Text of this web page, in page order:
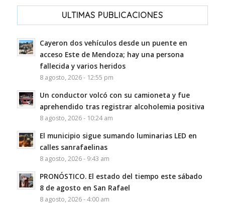
ULTIMAS PUBLICACIONES
Cayeron dos vehículos desde un puente en
acceso Este de Mendoza; hay una persona
fallecida y varios heridos
8 agosto, 2026 - 12:55 pm
Un conductor volcó con su camioneta y fue
aprehendido tras registrar alcoholemia positiva
8 agosto, 2026 - 10:24 am
El municipio sigue sumando luminarias LED en
calles sanrafaelinas
8 agosto, 2026 - 9:43 am
PRONÓSTICO. El estado del tiempo este sábado
8 de agosto en San Rafael
8 agosto, 2026 - 4:00 am